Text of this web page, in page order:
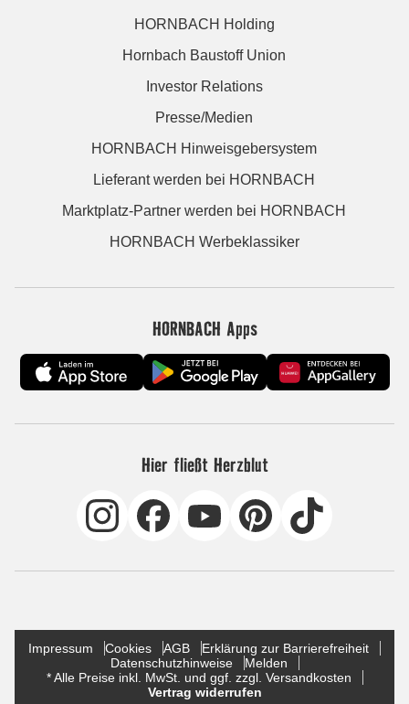
HORNBACH Holding
Hornbach Baustoff Union
Investor Relations
Presse/Medien
HORNBACH Hinweisgebersystem
Lieferant werden bei HORNBACH
Marktplatz-Partner werden bei HORNBACH
HORNBACH Werbeklassiker
HORNBACH Apps
Hier fließt Herzblut
Impressum Cookies AGB
Erklärung zur Barrierefreiheit
Datenschutzhinweise
Melden
* Alle Preise inkl. MwSt. und ggf. zzgl. Versandkosten
Vertrag widerrufen